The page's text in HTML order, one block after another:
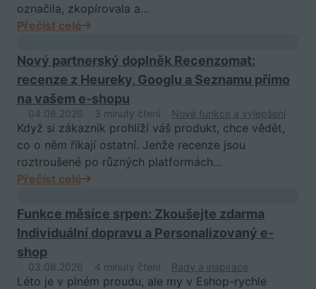
označila, zkopírovala a…
Přečíst celé
Nový partnerský doplněk Recenzomat:
recenze z Heureky, Googlu a Seznamu přímo
na vašem e-shopu
04.08.2026 3 minuty čtení Nové funkce a vylepšení
Když si zákazník prohlíží váš produkt, chce vědět,
co o něm říkají ostatní. Jenže recenze jsou
roztroušené po různých platformách…
Přečíst celé
Funkce měsíce srpen: Zkoušejte zdarma
Individuální dopravu a Personalizovaný e-
shop
03.08.2026 4 minuty čtení Rady a inspirace
Léto je v plném proudu, ale my v Eshop-rychle